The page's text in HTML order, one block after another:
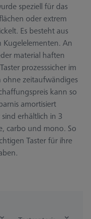
speziell für das
oder extrem
Es besteht aus
An
material haften
prozesssicher im
zeitaufwändiges
kann so
amortisiert
erhältlich in 3
carbo und mono. So
Taster für ihre